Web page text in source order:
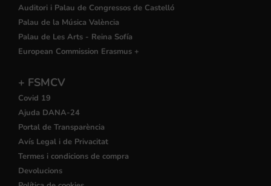
Auditori i Palau de Congressos de Castelló
Palau de la Música València
Palau de Les Arts - Reina Sofía
European Commission Erasmus +
+ FSMCV
Covid 19
Ajuda DANA-24
Portal de Transparència
Avís Legal i de Privacitat
Termes i condicions de compra
Devolucions